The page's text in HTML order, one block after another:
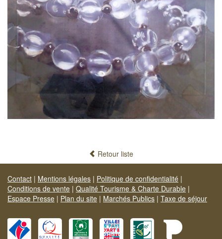
Retour liste
Contact | Mentions légales | Politique de confidentialité |
Conditions de vente | Qualité Tourisme & Charte Durable |
Espace Presse | Plan du site | Marchés Publics | Taxe de séjour